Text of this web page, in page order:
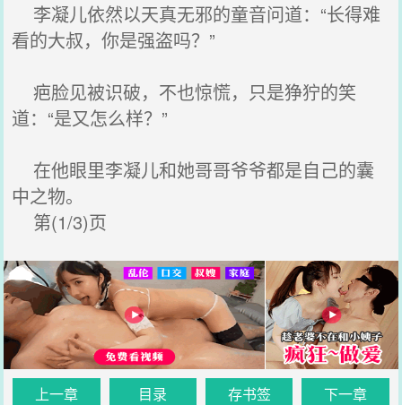
李凝儿依然以天真无邪的童音问道：“长得难
看的大叔，你是强盗吗？”
疤脸见被识破，不也惊慌，只是狰狞的笑
道：“是又怎么样？”
在他眼里李凝儿和她哥哥爷爷都是自己的囊
中之物。
第(1/3)页
上一章 目录 存书签 下一章